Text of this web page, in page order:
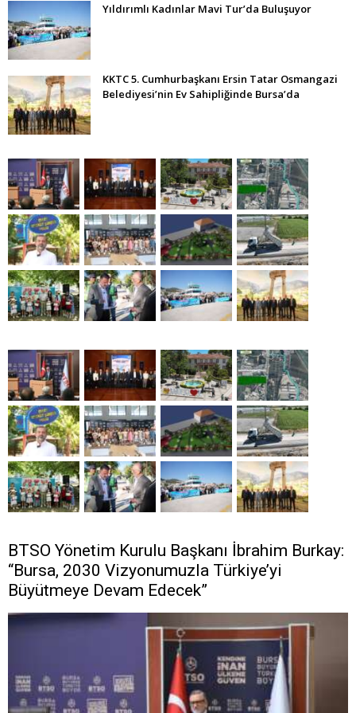
Yıldırımlı Kadınlar Mavi Tur’da Buluşuyor
KKTC 5. Cumhurbaşkanı Ersin Tatar Osmangazi
Belediyesi’nin Ev Sahipliğinde Bursa’da
BTSO Yönetim Kurulu Başkanı İbrahim Burkay:
“Bursa, 2030 Vizyonumuzla Türkiye’yi
Büyütmeye Devam Edecek”